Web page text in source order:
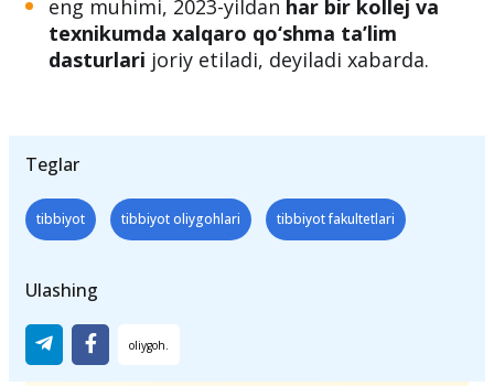
eng muhimi, 2023-yildan har bir kollej va
texnikumda xalqaro qo‘shma ta’lim
dasturlari joriy etiladi, deyiladi xabarda.
Teglar
tibbiyot tibbiyot oliygohlari tibbiyot fakultetlari
Ulashing